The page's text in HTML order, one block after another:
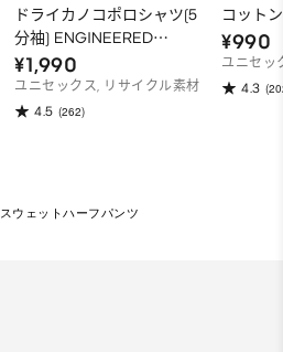
ドライカノコポロシャツ(5
分袖) ENGINEERED
GARMENTS
¥1,990
ユニセックス, リサイクル素材
4.5 (262)
コット
¥990
ユニセッ
4.3
スウェットハーフパンツ